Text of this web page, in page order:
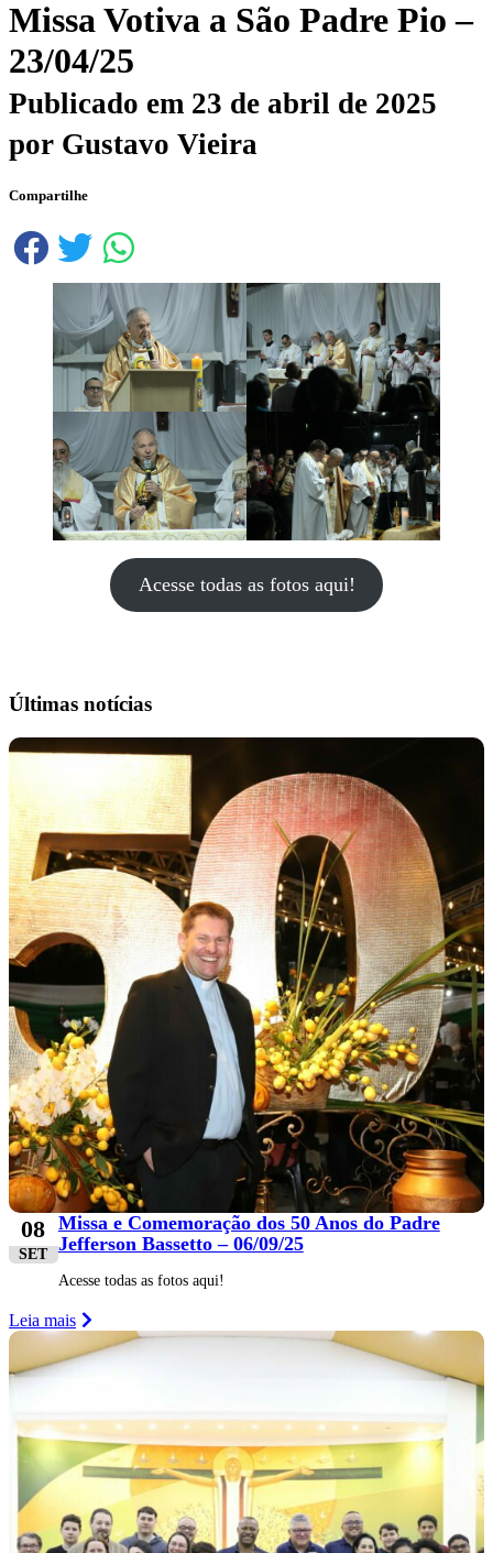
Missa Votiva a São Padre Pio –
23/04/25
Publicado em 23 de abril de 2025
por Gustavo Vieira
Compartilhe
Acesse todas as fotos aqui!
Últimas notícias
08
SET
Missa e Comemoração dos 50 Anos do Padre
Jefferson Bassetto – 06/09/25
Acesse todas as fotos aqui!
Leia mais